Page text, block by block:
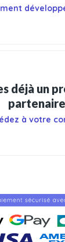
déjà un
à votre